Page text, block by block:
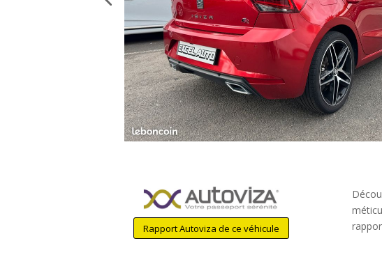
Rapport Autoviza de ce véhicule